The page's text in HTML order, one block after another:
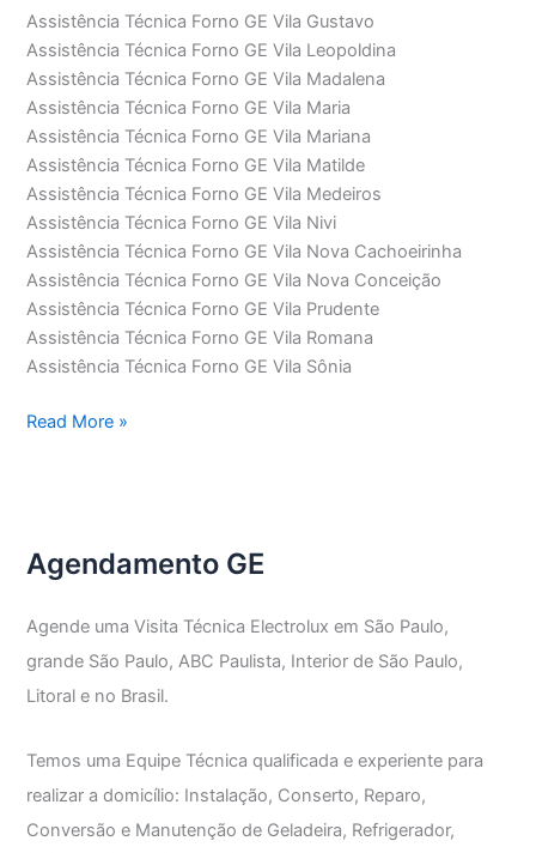
Assistência Técnica Forno GE Vila Gustavo
Assistência Técnica Forno GE Vila Leopoldina
Assistência Técnica Forno GE Vila Madalena
Assistência Técnica Forno GE Vila Maria
Assistência Técnica Forno GE Vila Mariana
Assistência Técnica Forno GE Vila Matilde
Assistência Técnica Forno GE Vila Medeiros
Assistência Técnica Forno GE Vila Nivi
Assistência Técnica Forno GE Vila Nova Cachoeirinha
Assistência Técnica Forno GE Vila Nova Conceição
Assistência Técnica Forno GE Vila Prudente
Assistência Técnica Forno GE Vila Romana
Assistência Técnica Forno GE Vila Sônia
Assistência
Read More »
Agendamento GE
Agende uma Visita Técnica Electrolux em São Paulo,
grande São Paulo, ABC Paulista, Interior de São Paulo,
Litoral e no Brasil.
Temos uma Equipe Técnica qualificada e experiente para
realizar a domicílio: Instalação, Conserto, Reparo,
Conversão e Manutenção de Geladeira, Refrigerador,